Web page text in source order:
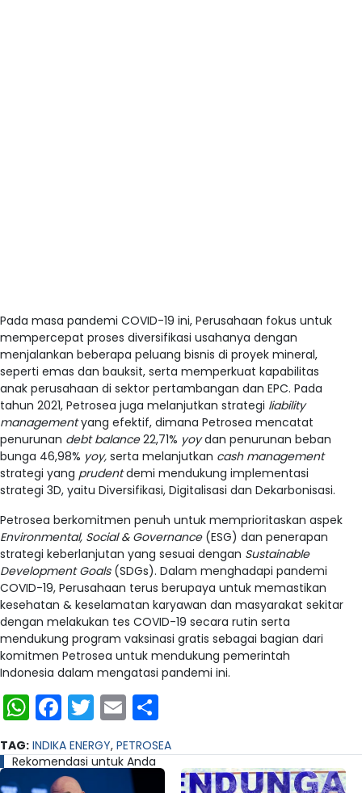
Pada masa pandemi COVID-19 ini, Perusahaan fokus untuk
mempercepat proses diversifikasi usahanya dengan
menjalankan beberapa peluang bisnis di proyek mineral,
seperti emas dan bauksit, serta memperkuat kapabilitas
anak perusahaan di sektor pertambangan dan EPC. Pada
tahun 2021, Petrosea juga melanjutkan strategi liability
managementyang efektif, dimana Petrosea mencatat
penurunan debt balance22,71% yoydan penurunan beban
bunga 46,98% yoy, serta melanjutkan cash management
strategi yang prudentdemi mendukung implementasi
strategi 3D, yaitu Diversifikasi, Digitalisasi dan Dekarbonisasi.
Petrosea berkomitmen penuh untuk memprioritaskan aspek
Environmental, Social & Governance (ESG) dan penerapan
strategi keberlanjutan yang sesuai dengan Sustainable
Development Goals (SDGs). Dalam menghadapi pandemi
COVID-19, Perusahaan terus berupaya untuk memastikan
kesehatan & keselamatan karyawan dan masyarakat sekitar
dengan melakukan tes COVID-19 secara rutin serta
mendukung program vaksinasi gratis sebagai bagian dari
komitmen Petrosea untuk mendukung pemerintah
Indonesia dalam mengatasi pandemi ini.
WhatsApp
Facebook
Twitter
Email
TAG: INDIKA ENERGY, PETROSEA
Rekomendasi untuk Anda